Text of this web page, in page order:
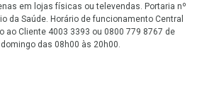
em lojas físicas ou televendas. Portaria nº
da Saúde. Horário de funcionamento Central
ao Cliente 4003 3393 ou 0800 779 8767 de
das 08h00 às 20h00.